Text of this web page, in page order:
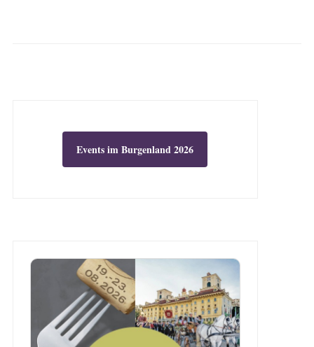
Events im Burgenland 2026